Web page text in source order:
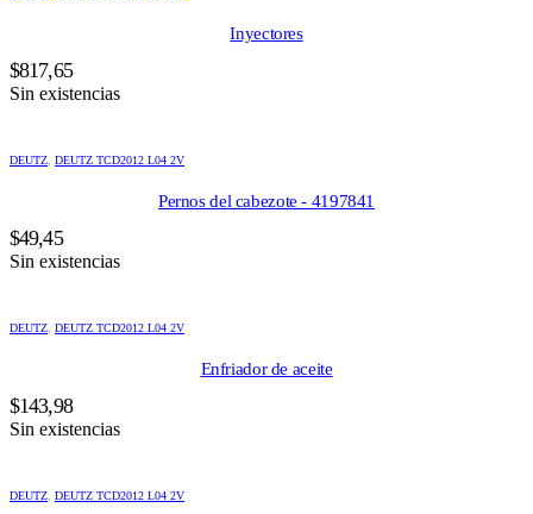
Inyectores
$817,65
Sin existencias
DEUTZ DEUTZ TCD2012 L04 2V
Pernos del cabezote - 4197841
$49,45
Sin existencias
DEUTZ DEUTZ TCD2012 L04 2V
Enfriador de aceite
$143,98
Sin existencias
DEUTZ DEUTZ TCD2012 L04 2V